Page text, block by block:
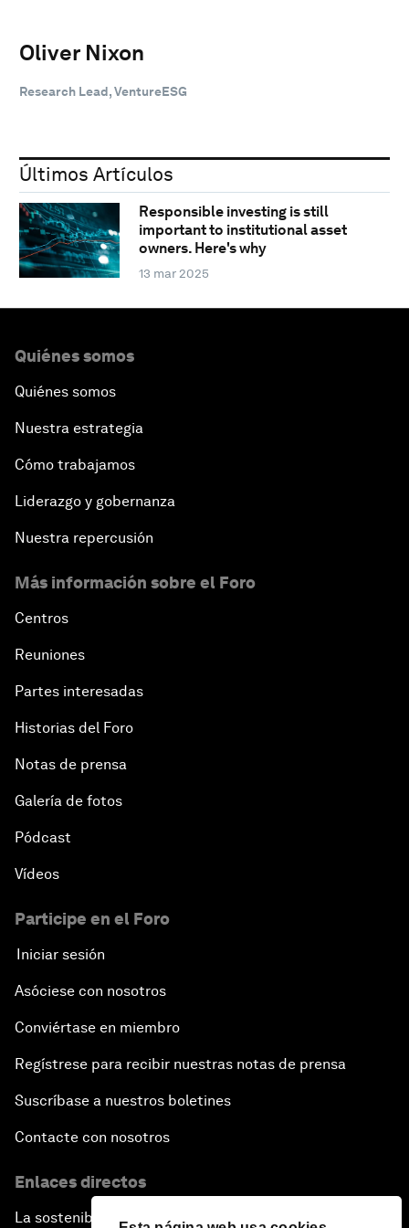
Oliver Nixon
Research Lead, VentureESG
Últimos Artículos
Responsible investing is still
important to institutional asset
owners. Here's why
13 mar 2025
Quiénes somos
Quiénes somos
Nuestra estrategia
Cómo trabajamos
Liderazgo y gobernanza
Nuestra repercusión
Más información sobre el Foro
Centros
Reuniones
Partes interesadas
Historias del Foro
Notas de prensa
Galería de fotos
Pódcast
Vídeos
Participe en el Foro
Iniciar sesión
Asóciese con nosotros
Conviértase en miembro
Regístrese para recibir nuestras notas de prensa
Suscríbase a nuestros boletines
Contacte con nosotros
Enlaces directos
La sostenibilidad en el Foro